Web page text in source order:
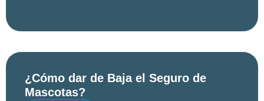
¿Cómo dar de Baja el Seguro de
Mascotas?